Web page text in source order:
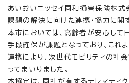
あいおいニッセイ同和損害保険株式
課題の解決に向けた連携・協力に関
本市においては、高齢者が安心して
手段確保が課題となっており、これ
連携により、次世代モビリティの社
ってまいりました。
本協定は、同社が有するテレマティ